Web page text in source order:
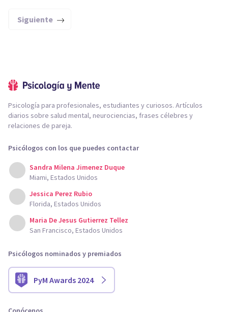
Siguiente
Psicología para profesionales, estudiantes y curiosos. Artículos
diarios sobre salud mental, neurociencias, frases célebres y
relaciones de pareja.
Psicólogos con los que puedes contactar
Sandra Milena Jimenez Duque
Miami, Estados Unidos
Jessica Perez Rubio
Florida, Estados Unidos
Maria De Jesus Gutierrez Tellez
San Francisco, Estados Unidos
Psicólogos nominados y premiados
PyM Awards 2024